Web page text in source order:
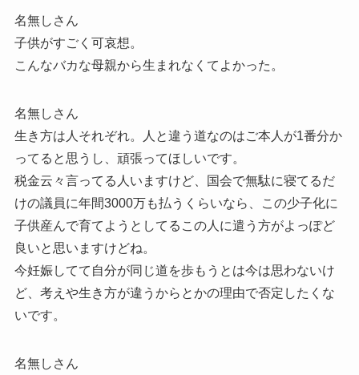
名無しさん
子供がすごく可哀想。
こんなバカな母親から生まれなくてよかった。
名無しさん
生き方は人それぞれ。人と違う道なのはご本人が1番分か
ってると思うし、頑張ってほしいです。
税金云々言ってる人いますけど、国会で無駄に寝てるだ
けの議員に年間3000万も払うくらいなら、この少子化に
子供産んで育てようとしてるこの人に遣う方がよっぽど
良いと思いますけどね。
今妊娠してて自分が同じ道を歩もうとは今は思わないけ
ど、考えや生き方が違うからとかの理由で否定したくな
いです。
名無しさん